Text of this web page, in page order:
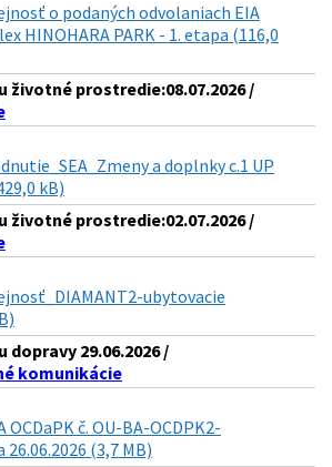
o podaných odvolaniach EIA
HINOHARA PARK - 1. etapa (116,0
životné prostredie:08.07.2026 /
a doplnky c.1 UP
kB)
životné prostredie:02.07.2026 /
ubytovacie
29.06.2026 /
komunikácie
č. OU-BA-OCDPK2-
(3,7 MB)